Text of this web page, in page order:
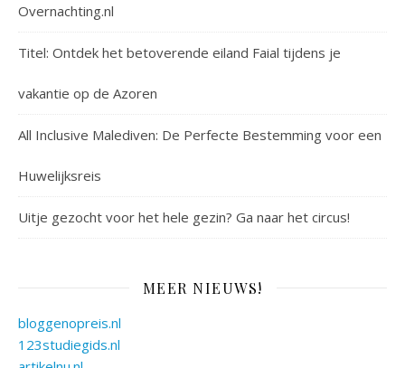
Overnachting.nl
Titel: Ontdek het betoverende eiland Faial tijdens je
vakantie op de Azoren
All Inclusive Malediven: De Perfecte Bestemming voor een
Huwelijksreis
Uitje gezocht voor het hele gezin? Ga naar het circus!
MEER NIEUWS!
bloggenopreis.nl
123studiegids.nl